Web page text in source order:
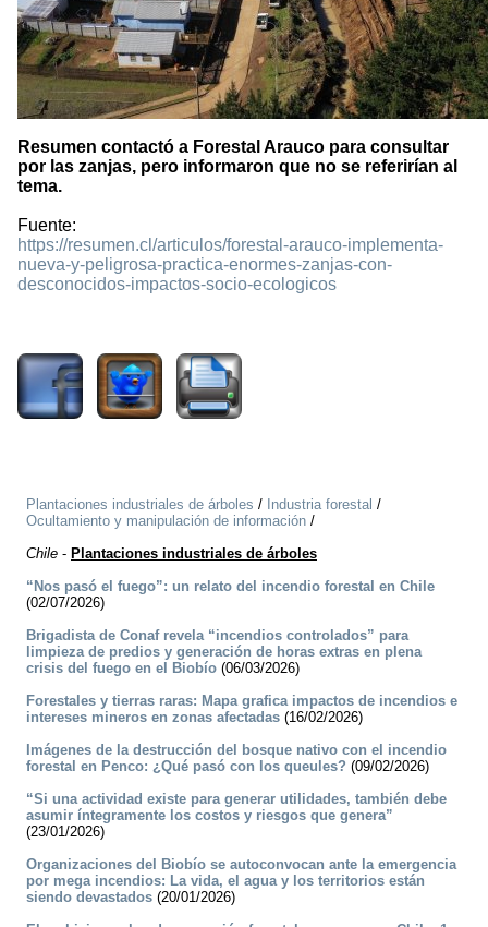
Resumen contactó a Forestal Arauco para consultar
por las zanjas, pero informaron que no se referirían al
tema.
Fuente:
https://resumen.cl/articulos/forestal-arauco-implementa-
nueva-y-peligrosa-practica-enormes-zanjas-con-
desconocidos-impactos-socio-ecologicos
Plantaciones industriales de árboles / Industria forestal /
Ocultamiento y manipulación de información /
Chile - Plantaciones industriales de árboles
“Nos pasó el fuego”: un relato del incendio forestal en Chile
(02/07/2026)
Brigadista de Conaf revela “incendios controlados” para
limpieza de predios y generación de horas extras en plena
crisis del fuego en el Biobío (06/03/2026)
Forestales y tierras raras: Mapa grafica impactos de incendios e
intereses mineros en zonas afectadas (16/02/2026)
Imágenes de la destrucción del bosque nativo con el incendio
forestal en Penco: ¿Qué pasó con los queules? (09/02/2026)
“Si una actividad existe para generar utilidades, también debe
asumir íntegramente los costos y riesgos que genera”
(23/01/2026)
Organizaciones del Biobío se autoconvocan ante la emergencia
por mega incendios: La vida, el agua y los territorios están
siendo devastados (20/01/2026)